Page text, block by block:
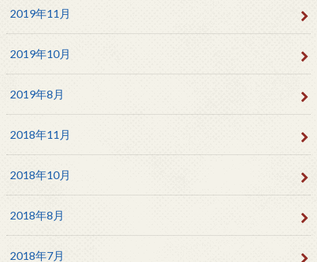
2019年11月
2019年10月
2019年8月
2018年11月
2018年10月
2018年8月
2018年7月